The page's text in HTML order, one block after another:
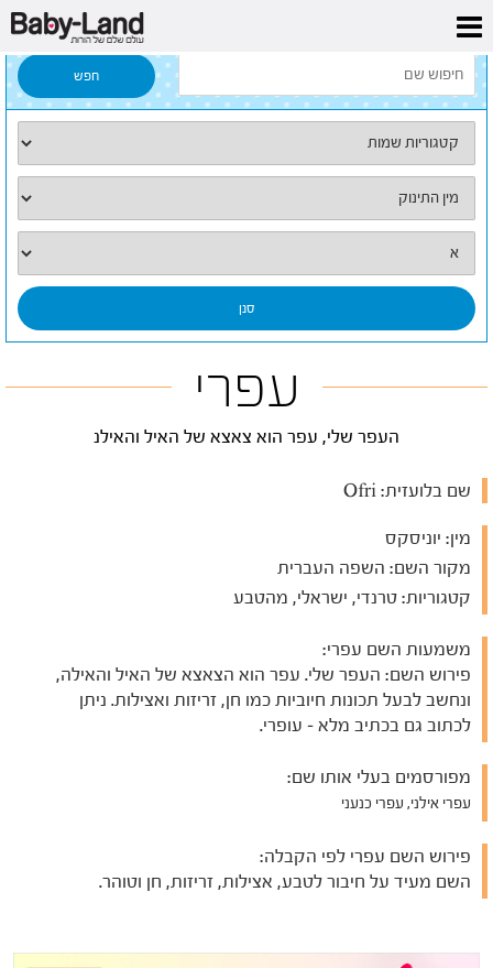
דף הבית
עפרי
העפר שלי, עפר הוא צאצא של האיל והאילנ
שם בלועזית:
מין: יוניסקס
מקור השם: השפה העברית
קטגוריות: טרנדי, ישראלי, מהטבע
משמעות השם עפרי:
פירוש השם: העפר שלי. עפר הוא הצאצא של האיל והאילה,
ונחשב לבעל תכונות חיוביות כמו חן, זריזות ואצילות. ניתן
לכתוב גם בכתיב מלא – עופרי.
מפורסמים בעלי אותו שם:
עפרי אילני, עפרי כנעני
פירוש השם עפרי לפי הקבלה:
השם מעיד על חיבור לטבע, אצילות, זריזות, חן וטוהר.